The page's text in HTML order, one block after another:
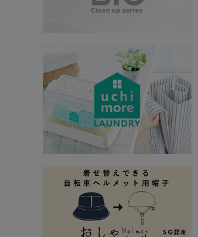
ご利用ガイド
プライバシーポリシー
特定商取引法について
会社概要
お問い合わせ